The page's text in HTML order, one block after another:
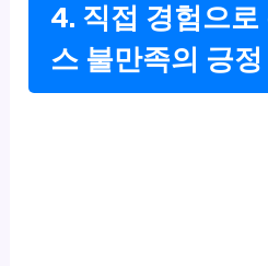
4. 직접 경험으로
스 불만족의 긍